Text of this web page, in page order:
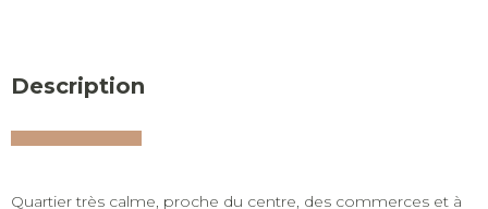
Description
Quartier très calme, proche du centre, des commerces et à